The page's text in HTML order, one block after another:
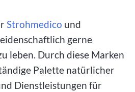
Strohmedico und
gerne
leben. Durch diese Marken
Palette natürlicher
Dienstleistungen für